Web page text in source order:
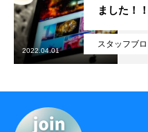
採用情報 – 一般事務
採用情報 – 営業・営業アシスタ
アクセスマップ
スタッフブ
ました！！
2022.04.01